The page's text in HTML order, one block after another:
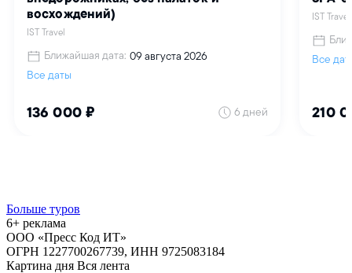
Больше туров
6+ реклама
ООО «Пресс Код ИТ»
ОГРН 1227700267739, ИНН 9725083184
Картина дня Вся лента